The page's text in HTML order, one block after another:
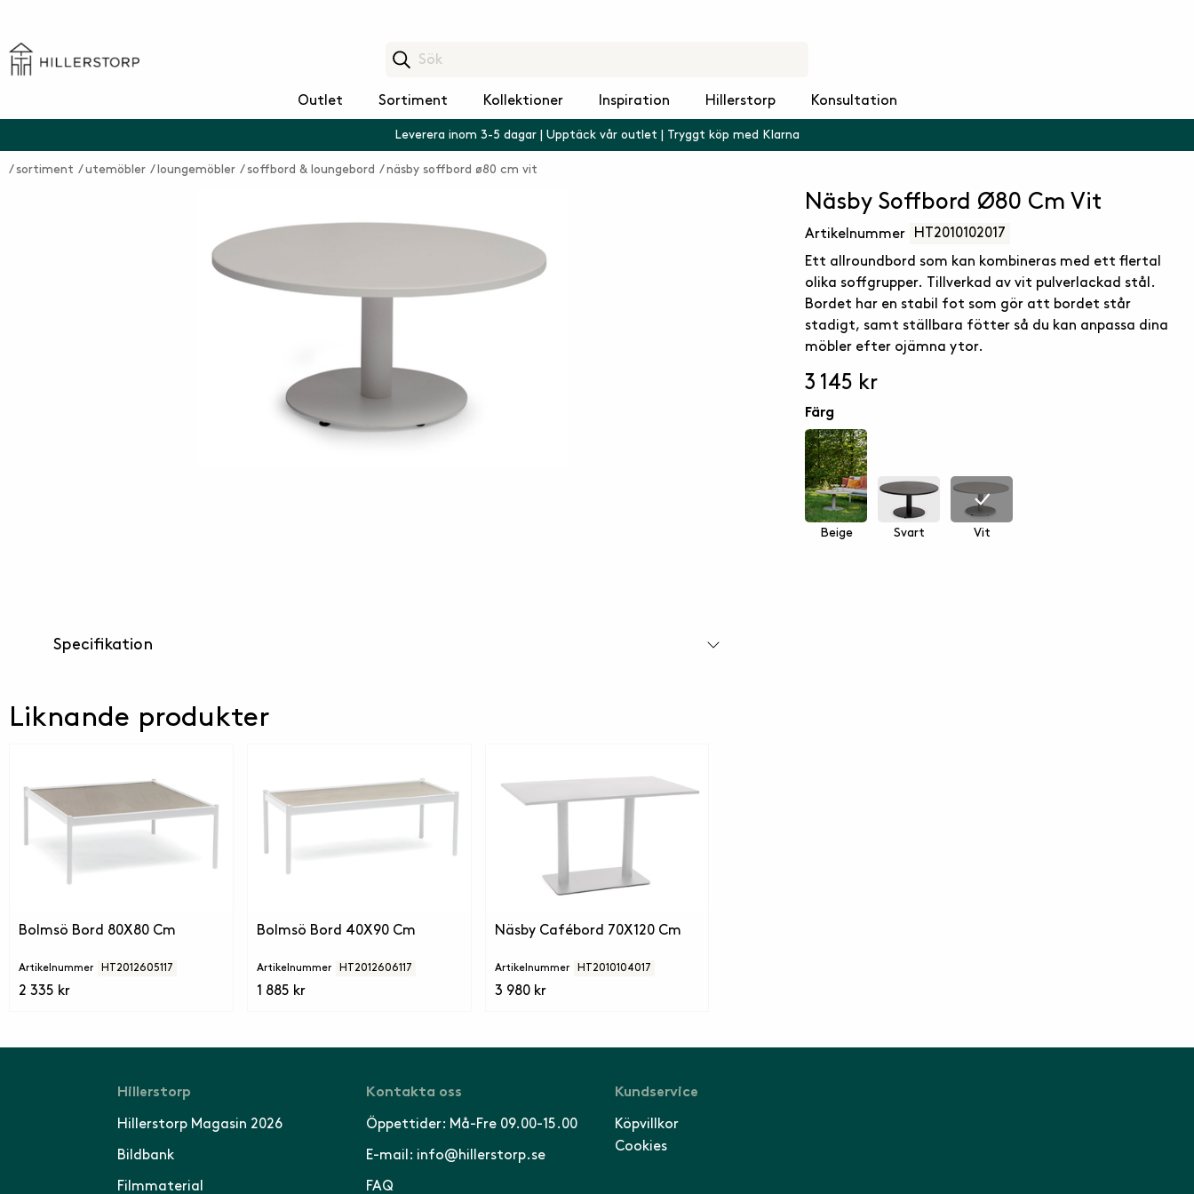
Outlet Sortiment Kollektioner Inspiration Hillerstorp Konsultation
Leverera inom 3-5 dagar | Upptäck vår outlet | Tryggt köp med Klarna
sortiment utemöbler loungemöbler soffbord & loungebord näsby soffbord ø80 cm vit
Näsby Soffbord Ø80 Cm Vit
Artikelnummer HT2010102017
Ett allroundbord som kan kombineras med ett flertal
olika soffgrupper. Tillverkad av vit pulverlackad stål.
Bordet har en stabil fot som gör att bordet står
stadigt, samt ställbara fötter så du kan anpassa dina
möbler efter ojämna ytor.
3 145 kr
Färg
Beige Svart Vit
Specifikation
Liknande produkter
Bolmsö Bord 80X80 Cm
Artikelnummer HT2012605117
2 335 kr
Bolmsö Bord 40X90 Cm
Artikelnummer HT2012606117
1 885 kr
Näsby Cafébord 70X120 Cm
Artikelnummer HT2010104017
3 980 kr
Hillerstorp
Hillerstorp Magasin 2026
Bildbank
Filmmaterial
Kontakta oss
Öppettider: Må-Fre 09.00-15.00
E-mail: info@hillerstorp.se
FAQ
Kundservice
Köpvillkor
Cookies